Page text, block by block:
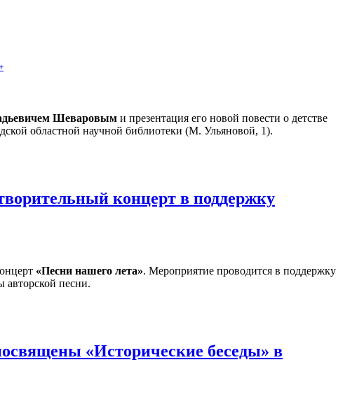
Шеваровым и презентация его новой повести о детстве
областной научной библиотеки (М. Ульяновой, 1).
концерт в поддержку
«Песни нашего лета». Мероприятие проводится в поддержку
авторской песни.
«Исторические беседы» в